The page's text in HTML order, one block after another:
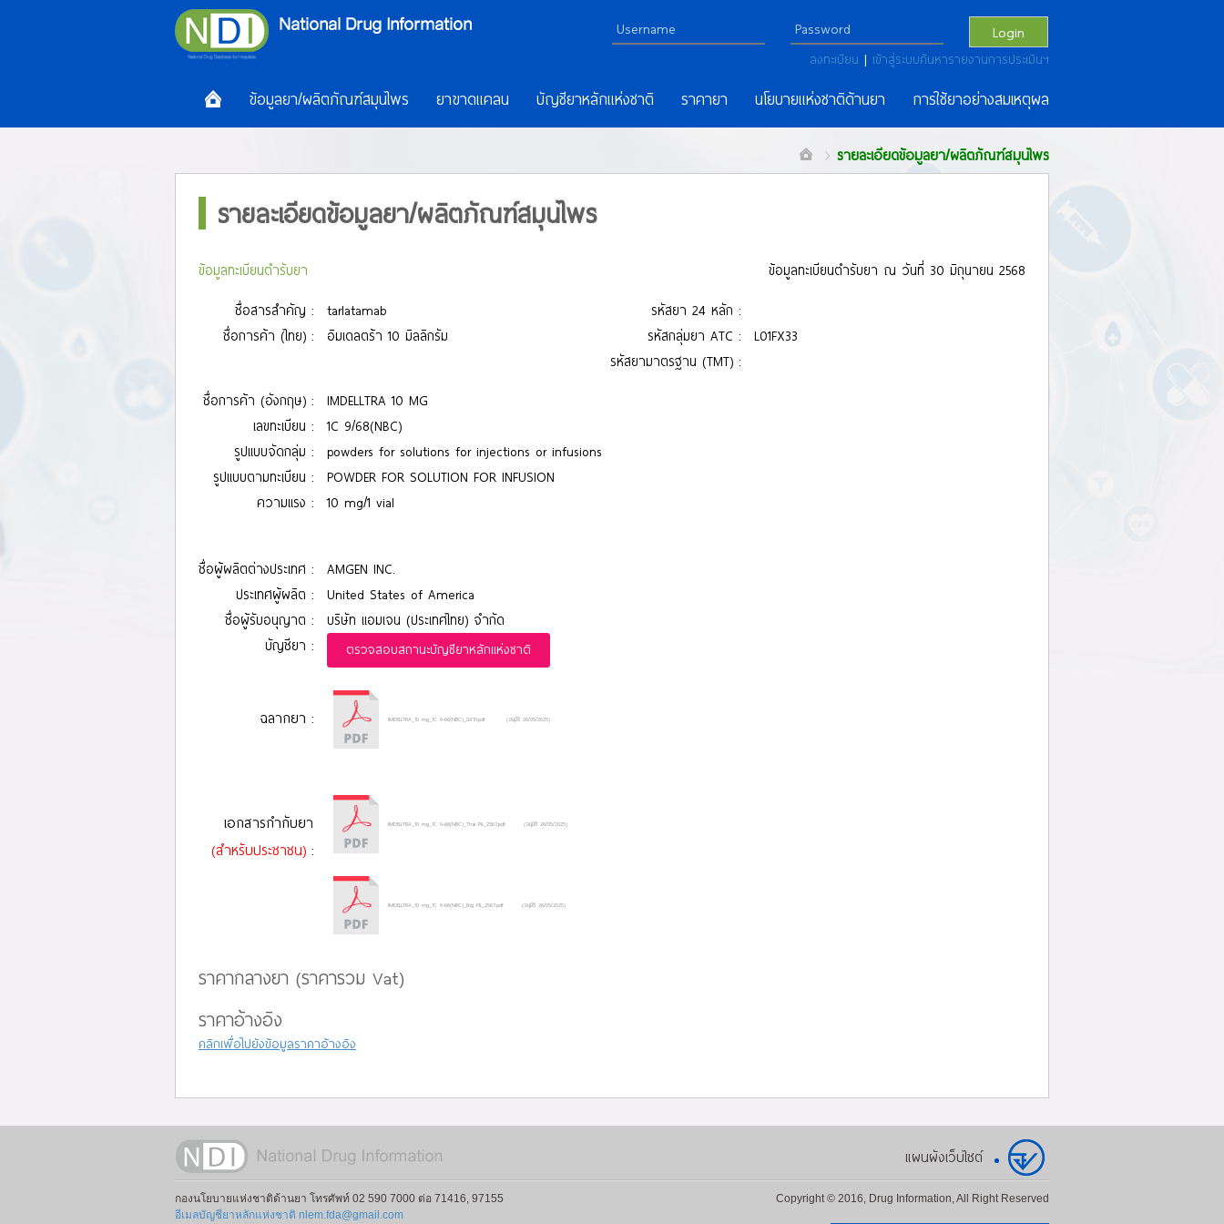
Login
ลงทะเบียน | เข้าสู่ระบบค้นหารายงานการประเมินฯ
ข้อมูลยา/ผลิตภัณฑ์สมุนไพร ยาขาดแคลน บัญชียาหลักแห่งชาติ ราคายา นโยบายแห่งชาติด้านยา การใช้ยาอย่างสมเหตุผล
รายละเอียดข้อมูลยา/ผลิตภัณฑ์สมุนไพร
รายละเอียดข้อมูลยา/ผลิตภัณฑ์สมุนไพร
ข้อมูลทะเบียนตำรับยา ข้อมูลทะเบียนตำรับยา ณ วันที่ 30 มิถุนายน 2568
ชื่อสารสำคัญ : tarlatamab
รหัสยา 24 หลัก :
ชื่อการค้า (ไทย) :
อิมเดลตร้า 10 มิลลิกรัม รหัสกลุ่มยา ATC :
L01FX33
รหัสยามาตรฐาน (TMT) :
ชื่อการค้า (อังกฤษ) :
IMDELLTRA 10 MG
เลขทะเบียน :
1C 9/68(NBC)
รูปแบบจัดกลุ่ม :
powders for solutions for injections or infusions
รูปแบบตามทะเบียน :
POWDER FOR SOLUTION FOR INFUSION
ความแรง :
10 mg/1 vial
ชื่อผู้ผลิตต่างประเทศ :
AMGEN INC.
ประเทศผู้ผลิต :
United States of America
ชื่อผู้รับอนุญาต :
บริษัท แอมเจน (ประเทศไทย) จำกัด
บัญชียา :
ตรวจสอบสถานะบัญชียาหลักแห่งชาติ
ฉลากยา : IMDELLTRA_10 mg_1C 9-68(NBC)_ฉลาก.pdf (อนุมัติ 26/05/2025)
เอกสารกำกับยา
(สำหรับประชาชน) :
IMDELLTRA_10 mg_1C 9-68(NBC)_Thai PIL_2567.pdf (อนุมัติ 26/05/2025)
IMDELLTRA_10 mg_1C 9-68(NBC)_Eng PIL_2567.pdf (อนุมัติ 26/05/2025)
ราคากลางยา (ราคารวม Vat)
ราคาอ้างอิง
คลิกเพื่อไปยังข้อมูลราคาอ้างอิง
แผนผังเว็บไซต์
กองนโยบายแห่งชาติด้านยา โทรศัพท์ 02 590 7000 ต่อ 71416, 97155
อีเมลบัญชียาหลักแห่งชาติ nlem.fda@gmail.com
Copyright © 2016, Drug Information, All Right Reserved